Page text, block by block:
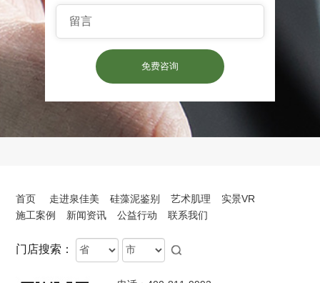
留言
免费咨询
首页 走进泉佳美 硅藻泥鉴别 艺术肌理
实景VR
施工案例
新闻资讯 公益行动 联系我们
门店搜索： Province City